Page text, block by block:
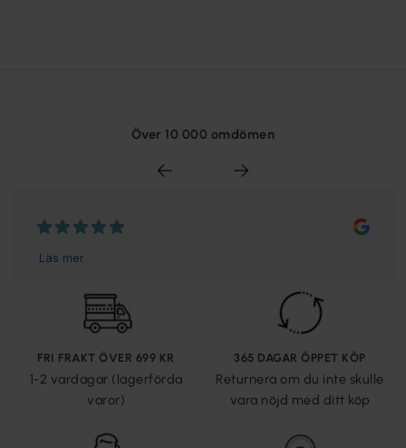
Över 10 000 omdömen
FRI FRAKT ÖVER 699 KR
1-2 vardagar (lagerförda
varor)
365 DAGAR ÖPPET KÖP
Returnera om du inte skulle
vara nöjd med ditt köp